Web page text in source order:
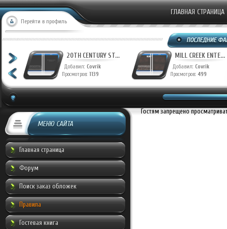
Перейти в профиль
ГЛАВНАЯ СТРАНИЦА
20TH CENTURY ST...
Добавил: Covrik
Просмотров: 1139
MILL CREEK ENTE...
Добавил: Covrik
Просмотров: 499
МЕНЮ САЙТА
Главная страница
Форум
Поиск заказ обложек
Правила
Гостевая книга
Гостям запрещено